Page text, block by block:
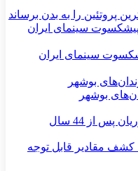
پروتئین را به بدن برساند
سینمای ایران
از 44 سال
کشف مقادیر قابل توجه